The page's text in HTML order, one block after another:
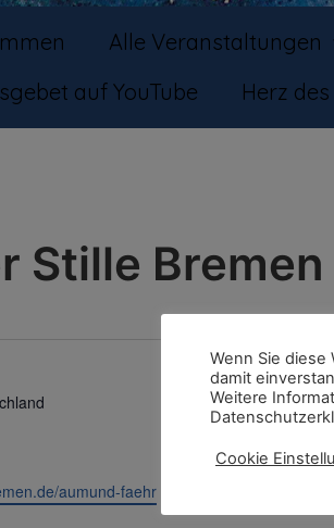
Alle Veranstaltungen
auf YouTube Herz
Stille Bremen
aumund-faehr
Wenn Sie diese
damit
Weitere
Cookie